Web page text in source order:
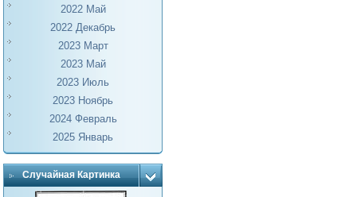
2022 Май
2022 Декабрь
2023 Март
2023 Май
2023 Июль
2023 Ноябрь
2024 Февраль
2025 Январь
Случайная Картинка